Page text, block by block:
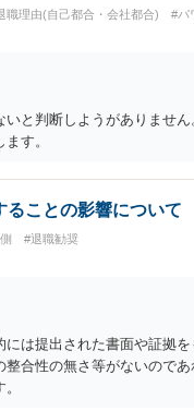
職理由(自己都合・会社都合) #パ
と判断しようがありませ
す。
ことの影響について
#退職勧奨
は提出された書面や証拠
合性の無さ等がないので